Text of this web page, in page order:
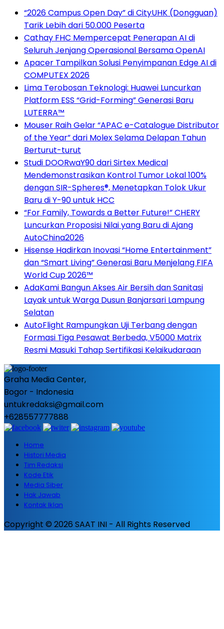
“2026 Campus Open Day” di CityUHK (Dongguan)
Tarik Lebih dari 50.000 Peserta
Cathay FHC Mempercepat Penerapan AI di
Seluruh Jenjang Operasional Bersama OpenAI
Apacer Tampilkan Solusi Penyimpanan Edge AI di
COMPUTEX 2026
Lima Terobosan Teknologi: Huawei Luncurkan
Platform ESS “Grid-Forming” Generasi Baru
LUTERRA™
Mouser Raih Gelar “APAC e-Catalogue Distributor
of the Year” dari Molex Selama Delapan Tahun
Berturut-turut
Studi DOORwaY90 dari Sirtex Medical
Mendemonstrasikan Kontrol Tumor Lokal 100%
dengan SIR-Spheres®, Menetapkan Tolok Ukur
Baru di Y-90 untuk HCC
“For Family, Towards a Better Future!” CHERY
Luncurkan Proposisi Nilai yang Baru di Ajang
AutoChina2026
Hisense Hadirkan Inovasi “Home Entertainment”
dan “Smart Living” Generasi Baru Menjelang FIFA
World Cup 2026™
AdaKami Bangun Akses Air Bersih dan Sanitasi
Layak untuk Warga Dusun Banjarsari Lampung
Selatan
AutoFlight Rampungkan Uji Terbang dengan
Formasi Tiga Pesawat Berbeda, V5000 Matrix
Resmi Masuki Tahap Sertifikasi Kelaikudaraan
Graha Media Center,
Bogor - Indonesia
untukredaksi@gmail.com
+628557777888
Home
Histori Media
Tim Redaksi
Kode Etik
Media Siber
Hak Jawab
Kontak Iklan
Copyright © 2026 SAAT INI - All Rights Reserved